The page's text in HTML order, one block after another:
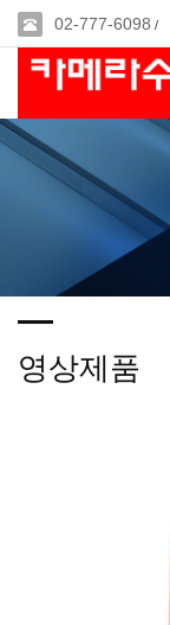
02-777-6098 /
영상제품